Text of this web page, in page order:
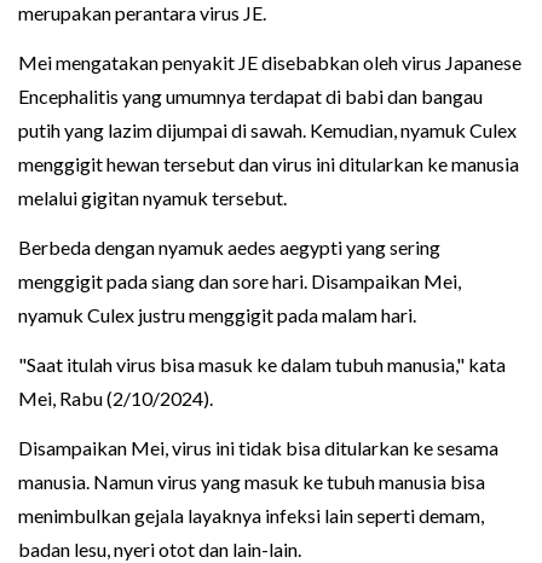
merupakan perantara virus JE.
Mei mengatakan penyakit JE disebabkan oleh virus Japanese
Encephalitis yang umumnya terdapat di babi dan bangau
putih yang lazim dijumpai di sawah. Kemudian, nyamuk Culex
menggigit hewan tersebut dan virus ini ditularkan ke manusia
melalui gigitan nyamuk tersebut.
Berbeda dengan nyamuk aedes aegypti yang sering
menggigit pada siang dan sore hari. Disampaikan Mei,
nyamuk Culex justru menggigit pada malam hari.
"Saat itulah virus bisa masuk ke dalam tubuh manusia," kata
Mei, Rabu (2/10/2024).
Disampaikan Mei, virus ini tidak bisa ditularkan ke sesama
manusia. Namun virus yang masuk ke tubuh manusia bisa
menimbulkan gejala layaknya infeksi lain seperti demam,
badan lesu, nyeri otot dan lain-lain.